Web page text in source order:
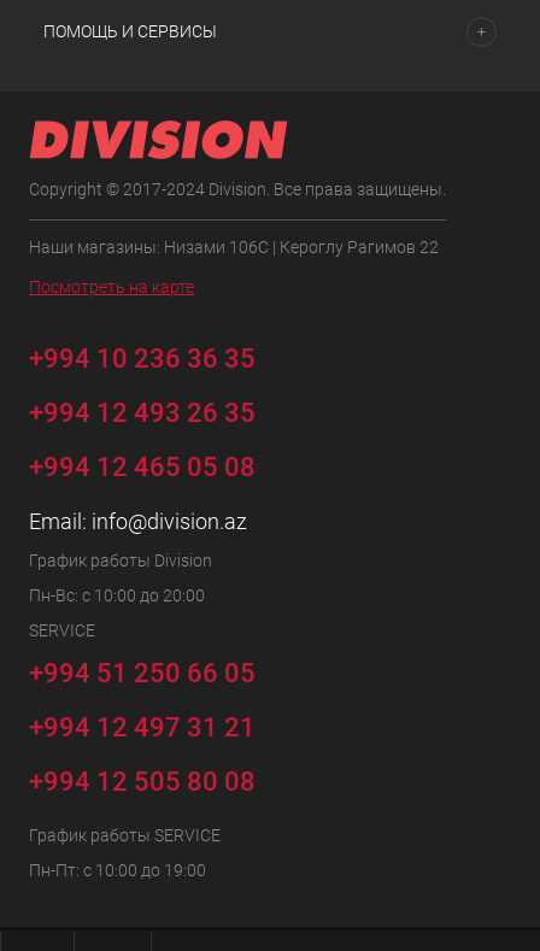
ПОМОЩЬ И СЕРВИСЫ
Copyright © 2017-2024 Division. Все права защищены.
Наши магазины: Низами 106C | Кероглу Рагимов 22
Посмотреть на карте
+994 10 236 36 35
+994 12 493 26 35
+994 12 465 05 08
Email: info@division.az
График работы Division
Пн-Вс: с 10:00 до 20:00
SERVICE
+994 51 250 66 05
+994 12 497 31 21
+994 12 505 80 08
График работы SERVICE
Пн-Пт: с 10:00 до 19:00